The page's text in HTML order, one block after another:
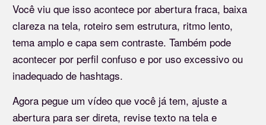
Você viu que isso acontece por abertura fraca, baixa
clareza na tela, roteiro sem estrutura, ritmo lento,
tema amplo e capa sem contraste. Também pode
acontecer por perfil confuso e por uso excessivo ou
inadequado de hashtags.
Agora pegue um vídeo que você já tem, ajuste a
abertura para ser direta, revise texto na tela e